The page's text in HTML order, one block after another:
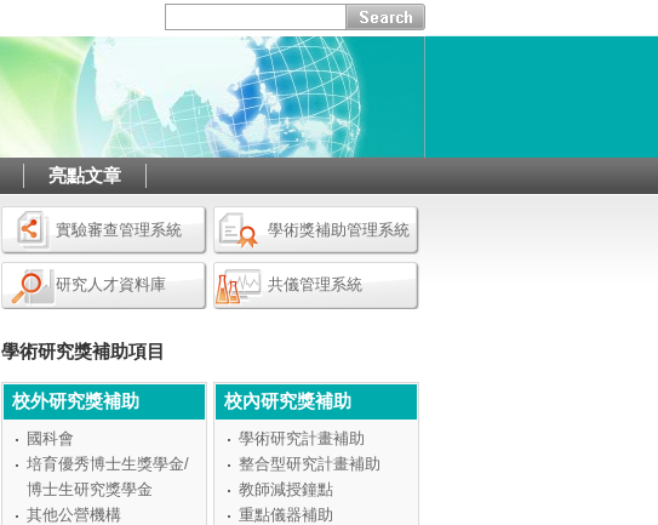
亮點文章
實驗審查管理系統 學術獎補助管理系統
研究人才資料庫 共儀管理系統
學術研究獎補助項目
校外研究獎補助
國科會
培育優秀博士生獎學金/
博士生研究獎學金
其他公營機構
校內研究獎補助
學術研究計畫補助
整合型研究計畫補助
教師減授鐘點
重點儀器補助